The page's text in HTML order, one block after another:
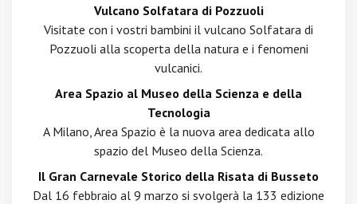
Vulcano Solfatara di Pozzuoli
Visitate con i vostri bambini il vulcano Solfatara di
Pozzuoli alla scoperta della natura e i fenomeni
vulcanici.
Area Spazio al Museo della Scienza e della
Tecnologia
A Milano, Area Spazio è la nuova area dedicata allo
spazio del Museo della Scienza.
Il Gran Carnevale Storico della Risata di Busseto
Dal 16 febbraio al 9 marzo si svolgerà la 133 edizione